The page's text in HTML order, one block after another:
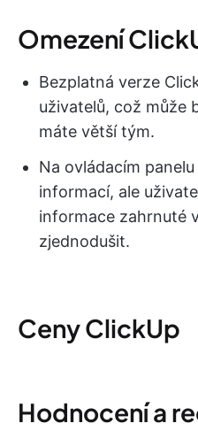
Omezení
Bezplatná verze
uživatelů, což může
máte větší tým.
Na ovládacím
informací, ale
informace zahrnuté
zjednodušit.
Ceny ClickUp
Hodnocení a